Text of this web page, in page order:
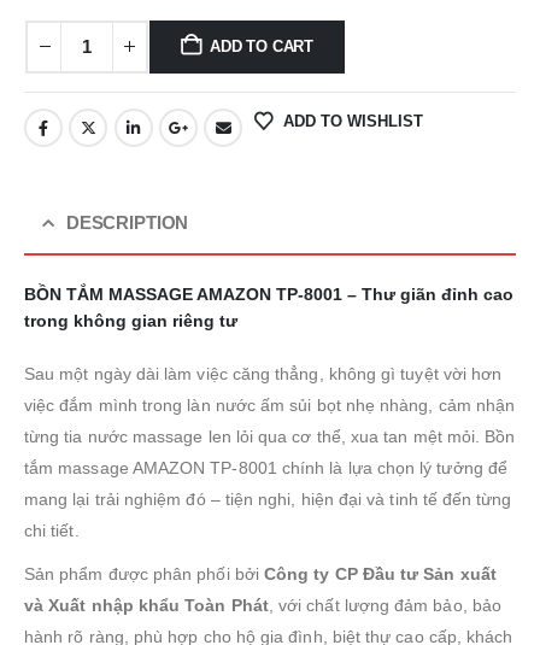
ADD TO CART
ADD TO WISHLIST
DESCRIPTION
BỒN TẮM MASSAGE AMAZON TP-8001 – Thư giãn đỉnh cao
trong không gian riêng tư
Sau một ngày dài làm việc căng thẳng, không gì tuyệt vời hơn
việc đắm mình trong làn nước ấm sủi bọt nhẹ nhàng, cảm nhận
từng tia nước massage len lỏi qua cơ thể, xua tan mệt mỏi. Bồn
tắm massage AMAZON TP-8001 chính là lựa chọn lý tưởng để
mang lại trải nghiệm đó – tiện nghi, hiện đại và tinh tế đến từng
chi tiết.
Sản phẩm được phân phối bởi Công ty CP Đầu tư Sản xuất
và Xuất nhập khẩu Toàn Phát, với chất lượng đảm bảo, bảo
hành rõ ràng, phù hợp cho hộ gia đình, biệt thự cao cấp, khách